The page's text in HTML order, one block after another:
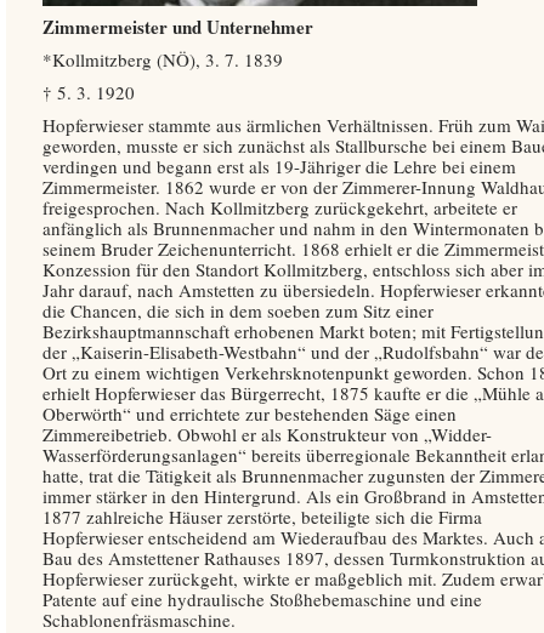
Zimmermeister und Unternehmer
*Kollmitzberg (NÖ), 3. 7. 1839
† 5. 3. 1920
Hopferwieser stammte aus ärmlichen Verhältnissen. Früh zum
geworden, musste er sich zunächst als Stallbursche bei einem
verdingen und begann erst als 19-Jähriger die Lehre bei einem
Zimmermeister. 1862 wurde er von der Zimmerer-Innung
freigesprochen. Nach Kollmitzberg zurückgekehrt, arbeitete er
anfänglich als Brunnenmacher und nahm in den Wintermonaten
seinem Bruder Zeichenunterricht. 1868 erhielt er die
Konzession für den Standort Kollmitzberg, entschloss sich aber
Jahr darauf, nach Amstetten zu übersiedeln. Hopferwieser
die Chancen, die sich in dem soeben zum Sitz einer
Bezirkshauptmannschaft erhobenen Markt boten; mit
der „Kaiserin-Elisabeth-Westbahn“ und der „Rudolfsbahn“ war
Ort zu einem wichtigen Verkehrsknotenpunkt geworden. Schon
erhielt Hopferwieser das Bürgerrecht, 1875 kaufte er die „Mühle
Oberwörth“ und errichtete zur bestehenden Säge einen
Zimmereibetrieb. Obwohl er als Konstrukteur von „Widder-
Wasserförderungsanlagen“ bereits überregionale Bekanntheit
hatte, trat die Tätigkeit als Brunnenmacher zugunsten der
immer stärker in den Hintergrund. Als ein Großbrand in
1877 zahlreiche Häuser zerstörte, beteiligte sich die Firma
Hopferwieser entscheidend am Wiederaufbau des Marktes. Auch
Bau des Amstettener Rathauses 1897, dessen Turmkonstruktion
Hopferwieser zurückgeht, wirkte er maßgeblich mit. Zudem
Patente auf eine hydraulische Stoßhebemaschine und eine
Schablonenfräsmaschine.